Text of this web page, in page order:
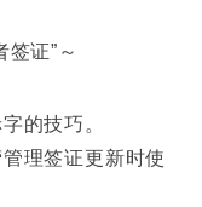
证”～
的技巧。
理签证更新时使